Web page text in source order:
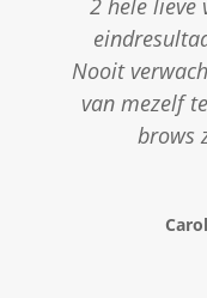
2 hele lieve
Nooit
van mezelf
brows